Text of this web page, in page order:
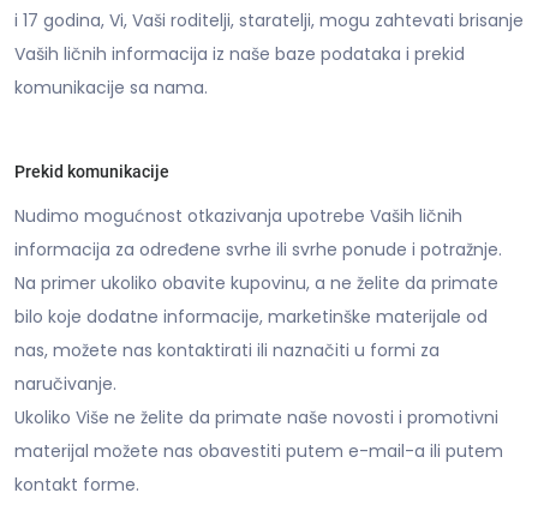
i 17 godina, Vi, Vaši roditelji, staratelji, mogu zahtevati brisanje
Vaših ličnih informacija iz naše baze podataka i prekid
komunikacije sa nama.
Prekid komunikacije
Nudimo mogućnost otkazivanja upotrebe Vaših ličnih
informacija za određene svrhe ili svrhe ponude i potražnje.
Na primer ukoliko obavite kupovinu, a ne želite da primate
bilo koje dodatne informacije, marketinške materijale od
nas, možete nas kontaktirati ili naznačiti u formi za
naručivanje.
Ukoliko Više ne želite da primate naše novosti i promotivni
materijal možete nas obavestiti putem e-mail-a ili putem
kontakt forme.